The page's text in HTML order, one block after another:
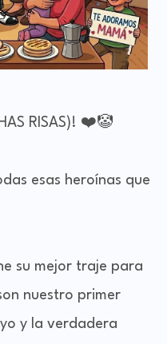
RISAS)! ❤️🤡
esas heroínas que
su mejor traje para
nuestro primer
y la verdadera